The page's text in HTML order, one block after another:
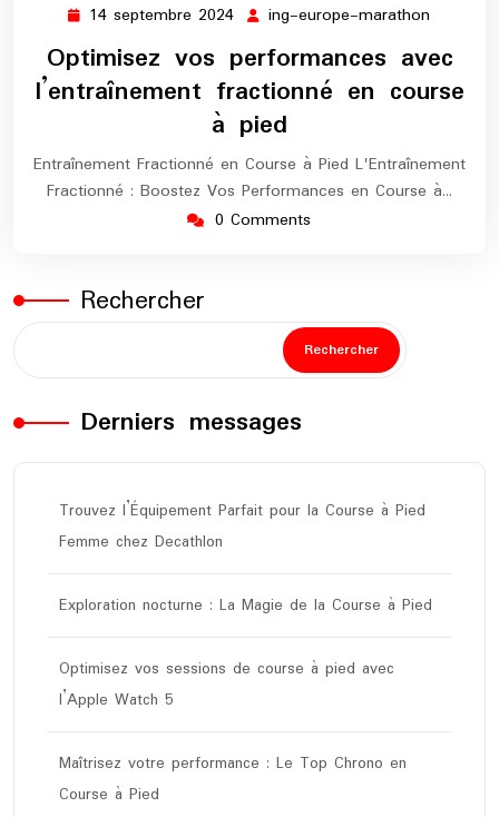
14 septembre 2024 14
septembre
2024
ing-europe-marathon
Optimisez vos performances avec
l’entraînement fractionné en course
à pied
Entraînement Fractionné en Course à Pied L'Entraînement
Fractionné : Boostez Vos Performances en Course à…
0 Comments
Rechercher
Rechercher
Derniers messages
Trouvez l’Équipement Parfait pour la Course à Pied
Femme chez Decathlon
Exploration nocturne : La Magie de la Course à Pied
Optimisez vos sessions de course à pied avec
l’Apple Watch 5
Maîtrisez votre performance : Le Top Chrono en
Course à Pied